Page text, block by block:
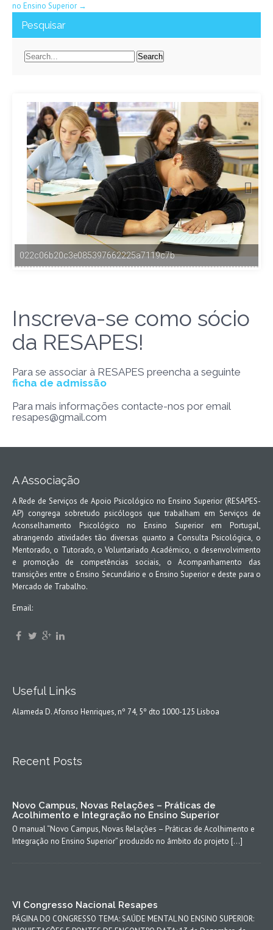
no Ensino Superior →
Pesquisar
022c06b20c3e085397662225a7119c7b
Inscreva-se como sócio
da RESAPES!
Para se associar à RESAPES preencha a seguinte
ficha de admissão
Para mais informações contacte-nos por email
resapes@gmail.com
A Associação
A Rede de Serviços de Apoio Psicológico no Ensino Superior (RESAPES-
AP) congrega sobretudo psicólogos que trabalham em Serviços de
Aconselhamento Psicológico no Ensino Superior em Portugal,
abrangendo atividades tão diversas quanto a Consulta Psicológica, o
Mentorado, o Tutorado, o Voluntariado Académico, o desenvolvimento
e promoção de competências sociais, o Acompanhamento das
transições entre o Ensino Secundário e o Ensino Superior e deste para o
Mercado de Trabalho.
Email:
Useful Links
Alameda D. Afonso Henriques, nº 74, 5º dto 1000-125 Lisboa
Recent Posts
Novo Campus, Novas Relações – Práticas de
Acolhimento e Integração no Ensino Superior
O manual “Novo Campus, Novas Relações – Práticas de Acolhimento e
Integração no Ensino Superior” produzido no âmbito do projeto […]
VI Congresso Nacional Resapes
PÁGINA DO CONGRESSO TEMA: SAÚDE MENTAL NO ENSINO SUPERIOR: